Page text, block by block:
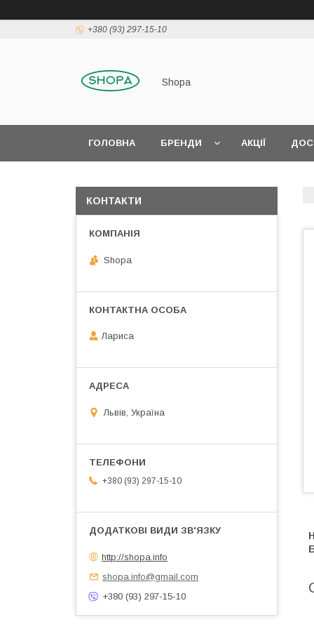
+380 (93) 297-15-10
Shopa
ГОЛОВНА БРЕНДИ АКЦІЇ
КОНТАКТИ
Shopa
Лариса
Львів, Україна
+380 (93) 297-15-10
http://shopa.info
shopa.info@gmail.com
+380 (93) 297-15-10